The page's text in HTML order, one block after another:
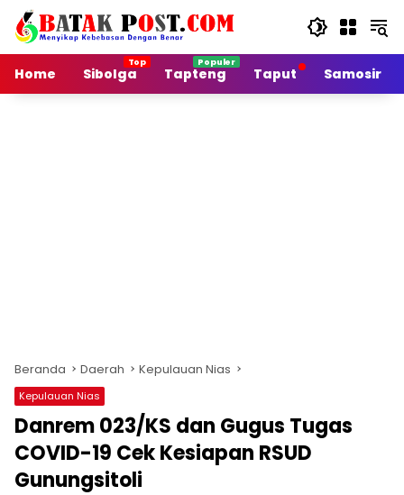
Langsung
konten
Home
Sibolga Tapteng Taput Samosir
Beranda Daerah Kepulauan Nias
Kepulauan Nias
Danrem 023/KS dan Gugus Tugas
COVID-19 Cek Kesiapan RSUD
Gunungsitoli